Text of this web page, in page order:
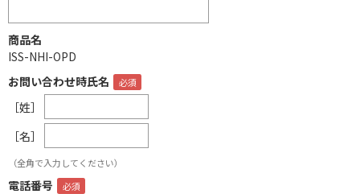
商品名
ISS-NHI-OPD
お問い合わせ時氏名
［姓］
［名］
（全角で入力してください）
電話番号